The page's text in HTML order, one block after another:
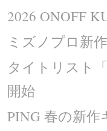
2026 ONOFF
ミズノプロ新
タイトリスト
開始
PING 春の新作